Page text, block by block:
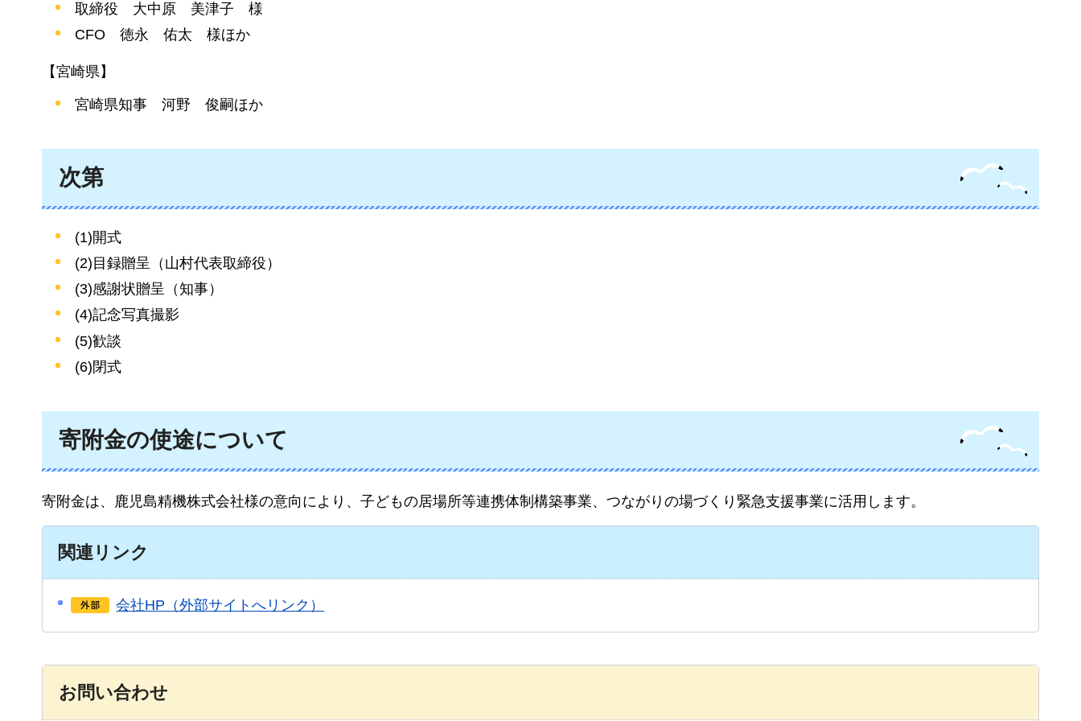
取締役
大中原 美津子
様
CFO
徳永 佑太 様ほか
【宮崎県】
宮崎県知事 河野 俊嗣ほか
次第
(1)開式
(2)目録贈呈（山村代表取締役）
(3)感謝状贈呈（知事）
(4)記念写真撮影
(5)歓談
(6)閉式
寄附金の使途について
寄附金は、鹿児島精機株式会社様の意向により、子どもの居場所等連携体制構築事業、つながりの場づくり緊急支援事業に活用します。
関連リンク
会社HP（外部サイトへリンク）
お問い合わせ